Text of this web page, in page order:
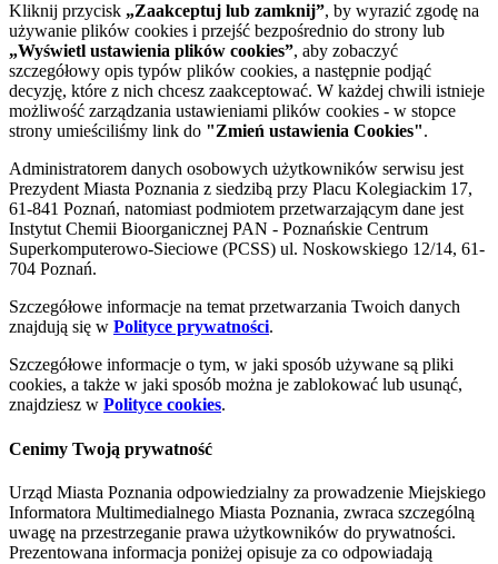
Kliknij przycisk „Zaakceptuj lub zamknij”, by wyrazić zgodę na
używanie plików cookies i przejść bezpośrednio do strony lub
„Wyświetl ustawienia plików cookies”, aby zobaczyć
szczegółowy opis typów plików cookies, a następnie podjąć
decyzję, które z nich chcesz zaakceptować. W każdej chwili istnieje
możliwość zarządzania ustawieniami plików cookies - w stopce
strony umieściliśmy link do "Zmień ustawienia Cookies".
Administratorem danych osobowych użytkowników serwisu jest
Prezydent Miasta Poznania z siedzibą przy Placu Kolegiackim 17,
61-841 Poznań, natomiast podmiotem przetwarzającym dane jest
Instytut Chemii Bioorganicznej PAN - Poznańskie Centrum
Superkomputerowo-Sieciowe (PCSS) ul. Noskowskiego 12/14, 61-
704 Poznań.
Szczegółowe informacje na temat przetwarzania Twoich danych
znajdują się w Polityce prywatności.
Szczegółowe informacje o tym, w jaki sposób używane są pliki
cookies, a także w jaki sposób można je zablokować lub usunąć,
znajdziesz w Polityce cookies.
Cenimy Twoją prywatność
Urząd Miasta Poznania odpowiedzialny za prowadzenie Miejskiego
Informatora Multimedialnego Miasta Poznania, zwraca szczególną
uwagę na przestrzeganie prawa użytkowników do prywatności.
Prezentowana informacja poniżej opisuje za co odpowiadają